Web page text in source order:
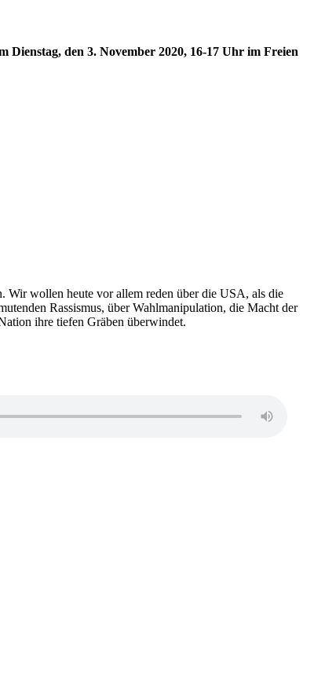
den 3. November 2020, 16-17 Uhr im Freien
Wir wollen heute vor allem reden über die USA, als die
Rassismus, über Wahlmanipulation, die Macht der
ihre tiefen Gräben überwindet.